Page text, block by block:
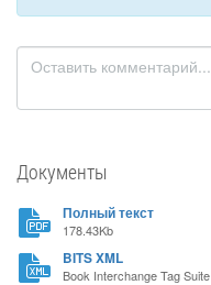
Документы
Полный текст
178.43Kb
BITS XML
Book Interchange Tag Suite